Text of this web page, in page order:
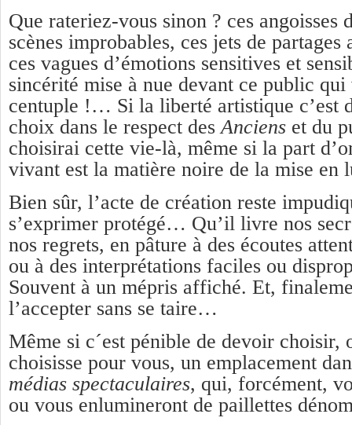
Que rateriez-vous sinon ? ces angoisses
scènes improbables, ces jets de
ces vagues d’émotions sensitives et
sincérité mise à nue devant ce public
centuple !… Si la liberté artistique c’est
choix dans le respect des Anciens et du
choisirai cette vie-là, même si la part
vivant est la matière noire de la mise en
Bien sûr, l’acte de création reste
s’exprimer protégé… Qu’il livre nos
nos regrets, en pâture à des écoutes
ou à des interprétations faciles ou
Souvent à un mépris affiché. Et,
l’accepter sans se taire…
Même si c´est pénible de devoir choisir,
choisisse pour vous, un emplacement
médias spectaculaires, qui, forcément,
ou vous enlumineront de paillettes